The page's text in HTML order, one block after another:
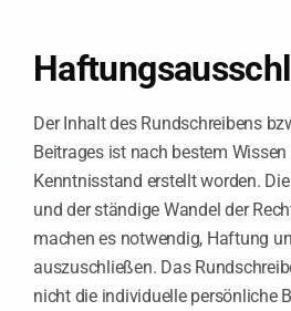
hat am 15.5.2020 einen
vor. |
aufschieben dürfen. Sie
aufgrund der Corona-Krise
für das Elterngeld
mitgerechnet. Normalerweise
Der Inhalt des Rundschreibens
Beitrages ist nach bestem Wissen
Kenntnisstand erstellt worden.
und der ständige Wandel der
machen es notwendig, Haftung
auszuschließen. Das
nicht die individuelle persönliche